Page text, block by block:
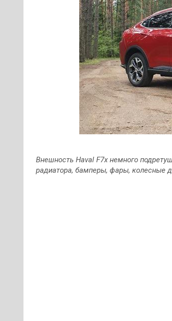
Внешность Haval F7x немного
радиатора, бамперы, фары, колесные